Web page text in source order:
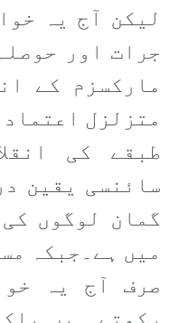
لیکن آج یہ
جرات اور
مارکسزم کے
متزلزل
طبقے کی
سائنسی یقین
گمان لوگوں
میں ہے۔جبکہ
صرف آج یہ